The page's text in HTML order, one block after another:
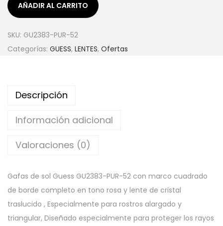
AÑADIR AL CARRITO
SKU: GU2383-PUR-52
Categorías: GUESS, LENTES, Ofertas
Descripción
Información adicional
Valoraciones (0)
Gafas de sol Guess GU2383-PUR-52 con marco cuadrado
de borde completo en tono rosa y lente de cristal
traslucido , Especialmente para rostros alargado y
triangular, Diseñado especialmente para proteger los rayos